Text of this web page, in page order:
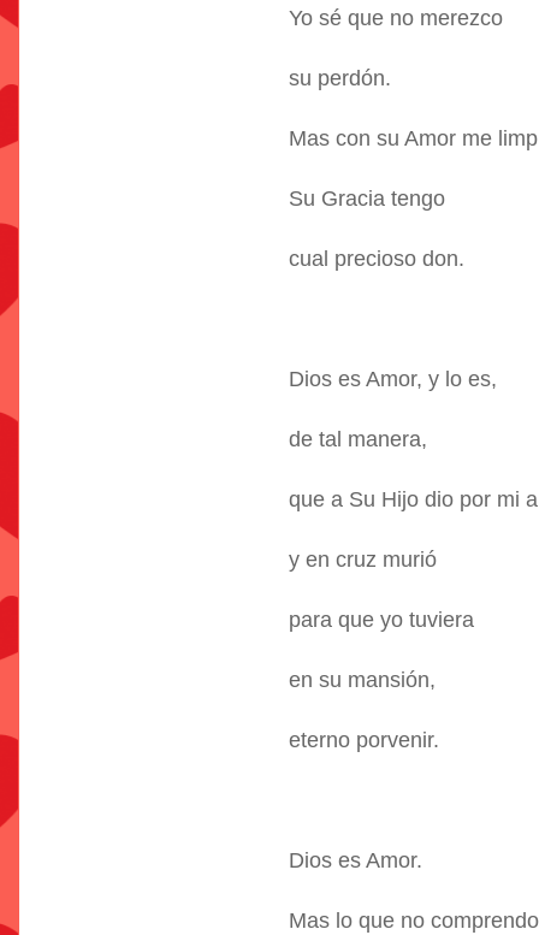
Yo sé que no merezco
su perdón.
Mas con su Amor me
Su Gracia tengo
cual precioso don.
Dios es Amor, y lo es,
de tal manera,
que a Su Hijo dio por mi
y en cruz murió
para que yo tuviera
en su mansión,
eterno porvenir.
Dios es Amor.
Mas lo que no